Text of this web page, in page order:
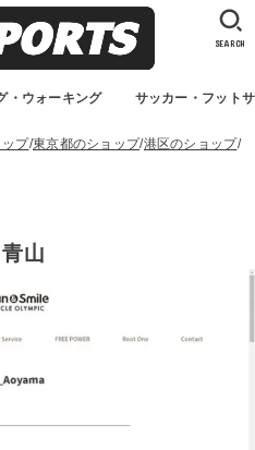
・ウォーキング サッカー・フット
SEARCH
ップ 東京都のショップ 港区のショップ
山